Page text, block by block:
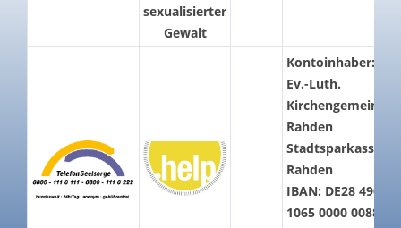
sexualisierter
Gewalt
Kontoinhaber:
Ev.-Luth.
Kirchengemeinde
Rahden
Stadtsparkasse
Rahden
IBAN: DE28 4905
1065 0000 0088